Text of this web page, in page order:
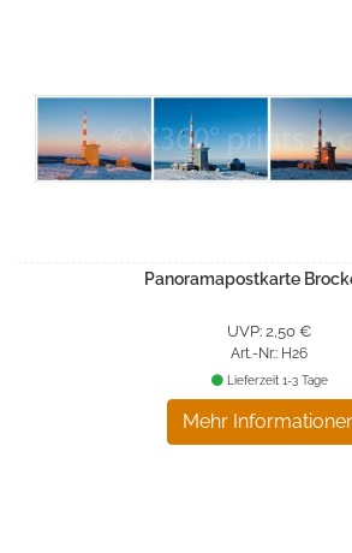
Panoramapostkarte
UVP: 2,50 €
Art.-Nr.: H26
Mehr
Lieferzeit 1-3 Tage